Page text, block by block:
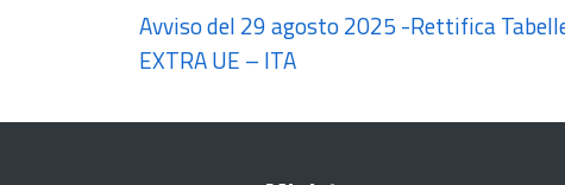
Avviso del 29 agosto 2025 -Rettifica Tabelle
EXTRA UE – ITA